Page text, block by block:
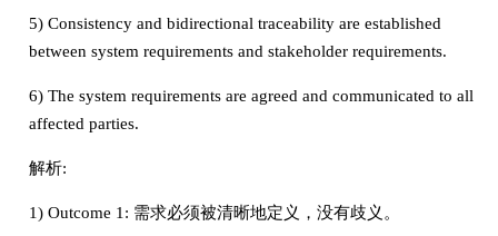
5) Consistency and bidirectional traceability are established
between system requirements and stakeholder requirements.
6) The system requirements are agreed and communicated to all
affected parties.
解析:
1) Outcome 1: 需求必须被清晰地定义，没有歧义。